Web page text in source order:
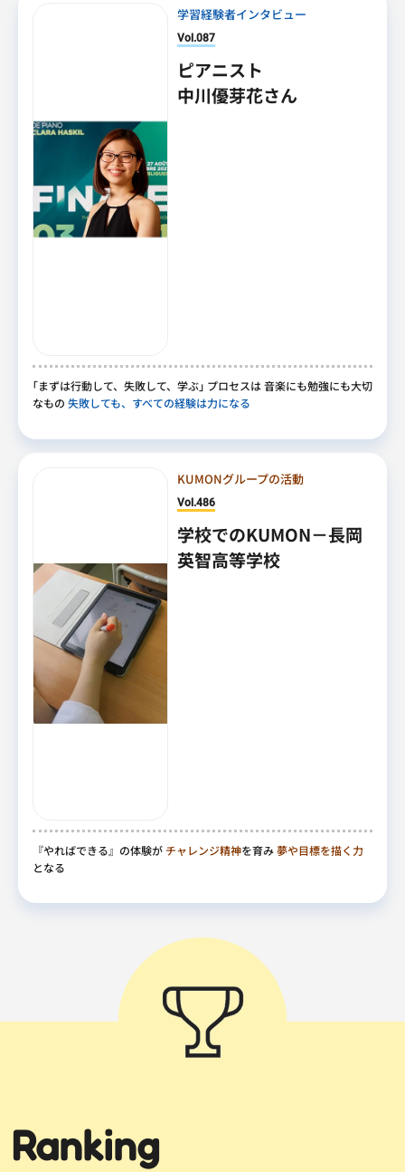
学習経験者インタビュー
Vol.087
ピアニスト
中川優芽花さん
｢まずは行動して、 失敗して、 学ぶ｣ プロセスは 音楽にも勉強にも大切
なもの 失敗しても、すべての経験は力になる
KUMONグループの活動
Vol.486
学校でのKUMON－長岡
英智高等学校
『やればできる』の体験が チャレンジ精神を育み夢や目標を描く力
となる
Ranking